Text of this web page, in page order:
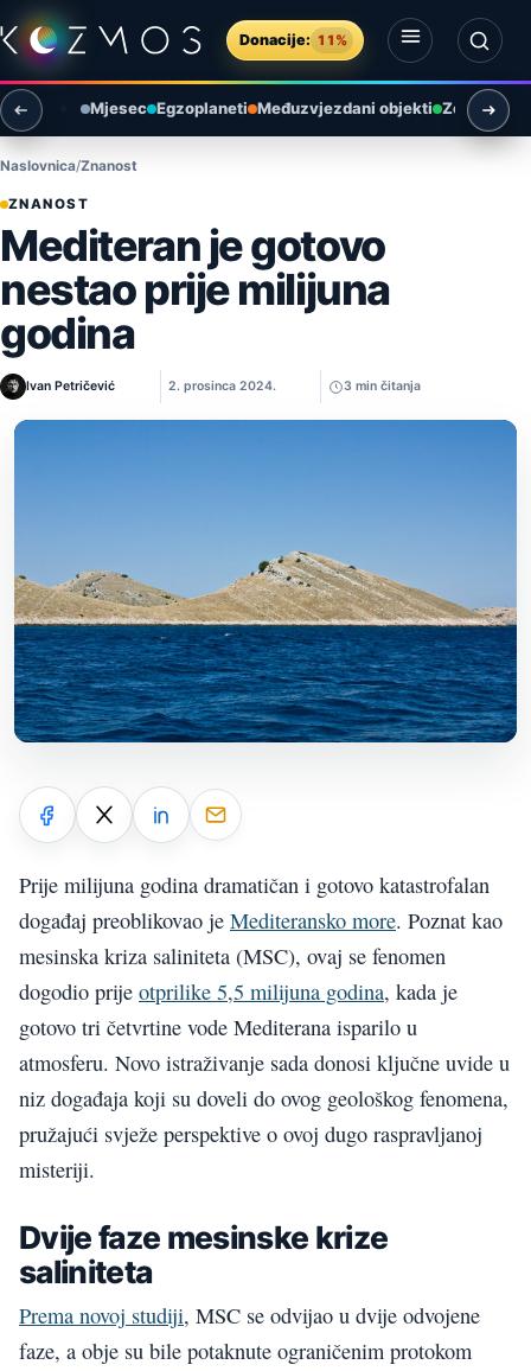
Preskoči na sadržaj
Donacije: 11%
Otvori izbornik
Otvori pretragu
Mjesec Egzoplaneti Međuzvjezdani objekti Zemlja i
Naslovnica Znanost
ZNANOST
Mediteran je gotovo
nestao prije milijuna
godina
Ivan Petričević 2. prosinca 2024. 3 min čitanja
Prije milijuna godina dramatičan i gotovo katastrofalan
događaj preoblikovao je Mediteransko more. Poznat kao
mesinska kriza saliniteta (MSC), ovaj se fenomen
dogodio prije otprilike 5,5 milijuna godina, kada je
gotovo tri četvrtine vode Mediterana isparilo u
atmosferu. Novo istraživanje sada donosi ključne uvide u
niz događaja koji su doveli do ovog geološkog fenomena,
pružajući svježe perspektive o ovoj dugo raspravljanoj
misteriji.
Dvije faze mesinske krize
saliniteta
Prema novoj studiji, MSC se odvijao u dvije odvojene
faze, a obje su bile potaknute ograničenim protokom